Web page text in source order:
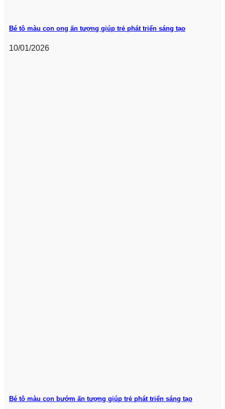
Bé tô màu con ong ấn tượng giúp trẻ phát triển sáng tạo
10/01/2026
Bé tô màu con bướm ấn tượng giúp trẻ phát triển sáng tạo